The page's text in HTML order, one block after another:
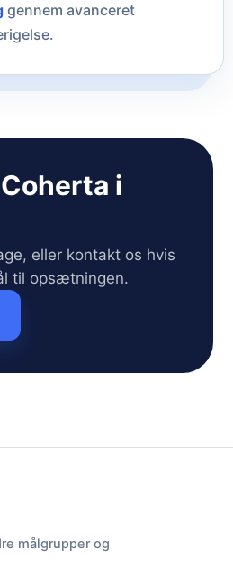
gennem avanceret
i
eller kontakt os hvis
til opsætningen.
målgrupper og